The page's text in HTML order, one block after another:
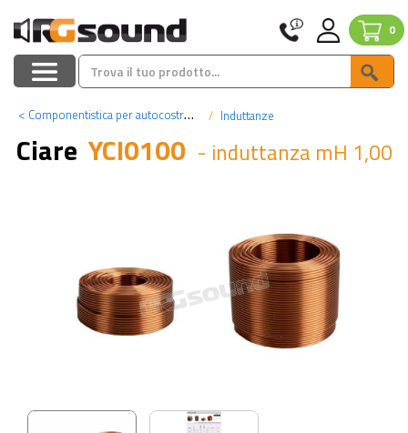
0
< Componentistica per autocostruzione hi-fi Induttanze
Ciare YCI0100 - induttanza mH 1,00